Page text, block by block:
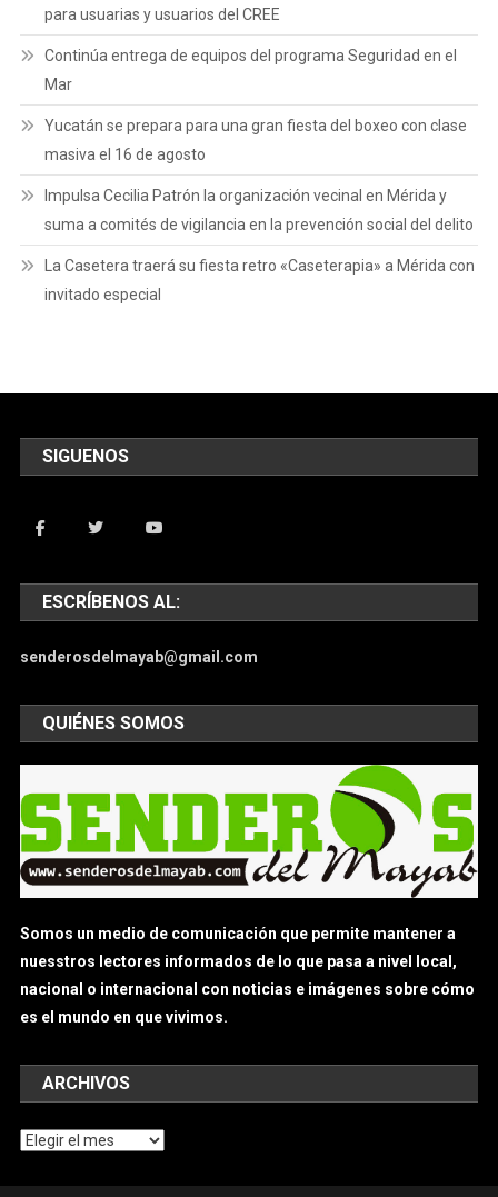
para usuarias y usuarios del CREE
Continúa entrega de equipos del programa Seguridad en el
Mar
Yucatán se prepara para una gran fiesta del boxeo con clase
masiva el 16 de agosto
Impulsa Cecilia Patrón la organización vecinal en Mérida y
suma a comités de vigilancia en la prevención social del delito
La Casetera traerá su fiesta retro «Caseterapia» a Mérida con
invitado especial
SIGUENOS
ESCRÍBENOS AL:
senderosdelmayab@gmail.com
QUIÉNES SOMOS
Somos un medio de comunicación que permite mantener a
nuesstros lectores informados de lo que pasa a nivel local,
nacional o internacional con noticias e imágenes sobre cómo
es el mundo en que vivimos.
ARCHIVOS
Archivos